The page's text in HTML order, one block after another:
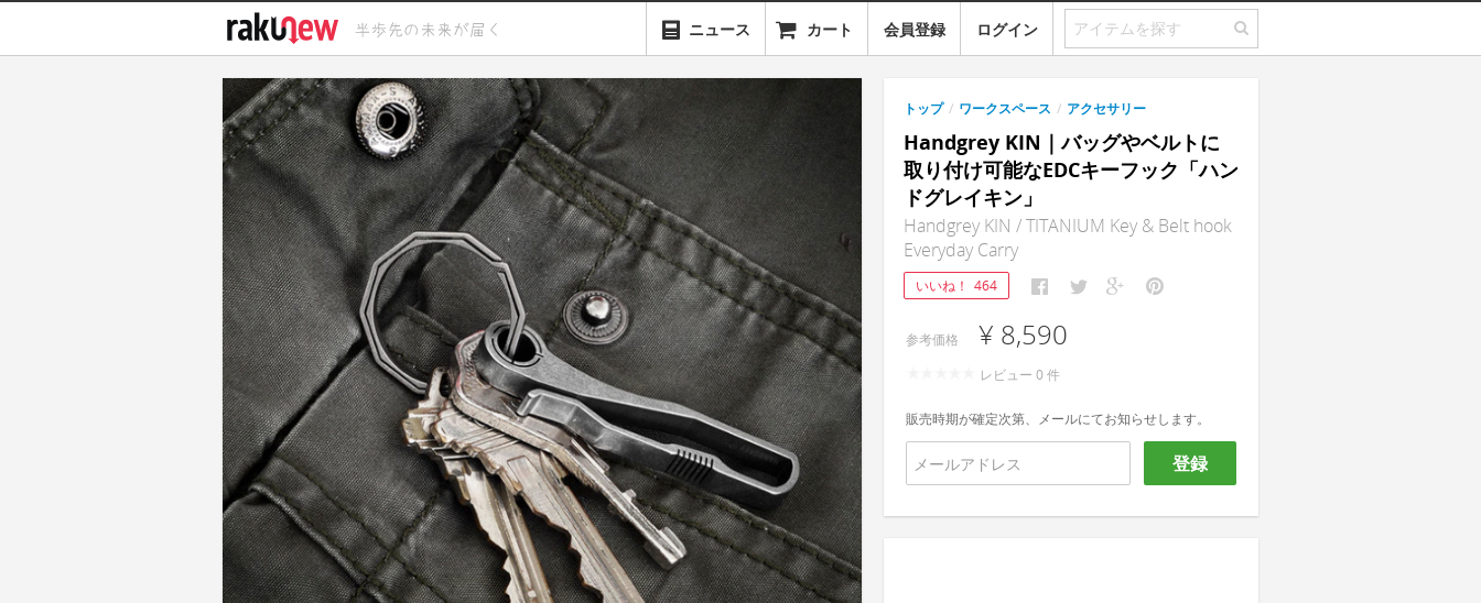
ニュース カート 会員登録 ログイン
トップ / ワークスペース / アクセサリー
Handgrey KIN｜バッグやベルトに
取り付け可能なEDCキーフック「ハン
ドグレイキン」
Handgrey KIN / TITANIUM Key & Belt hook
Everyday Carry
いいね！ 464
参考価格 ¥ 8,590
レビュー 0 件
販売時期が確定次第、メールにてお知らせします。
登録